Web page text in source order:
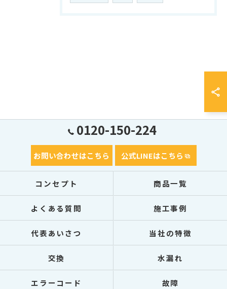
0120-150-224
お問い合わせはこちら 公式LINEはこちら
コンセプト 商品一覧
よくある質問 施工事例
代表あいさつ 当社の特徴
交換 水漏れ
エラーコード 故障